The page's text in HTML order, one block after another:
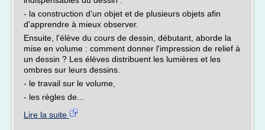
- la construction d'un objet et de plusieurs objets afin
d'apprendre à mieux observer.
Ensuite, l'élève du cours de dessin, débutant, aborde la
mise en volume : comment donner l'impression de relief à
un dessin ? Les élèves distribuent les lumières et les
ombres sur leurs dessins.
- le travail sur le volume,
- les règles de...
Lire la suite